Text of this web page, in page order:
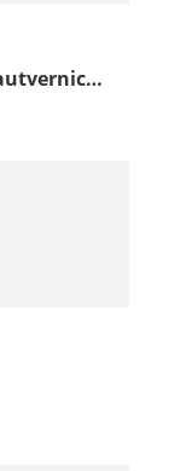
Rasendünger mit Unkrautvernichter